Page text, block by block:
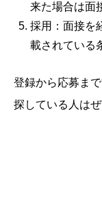
来た場合は面
採用：面接を
載されている
登録から応募ま
探している人は